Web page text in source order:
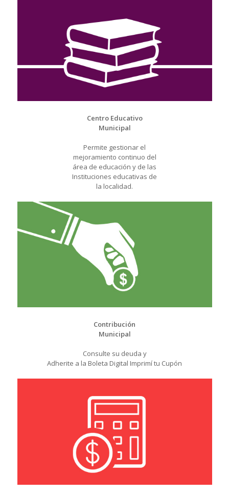
Centro Educativo
Municipal
Permite gestionar el
mejoramiento continuo del
área de educación y de las
Instituciones educativas de
la localidad.
Contribución
Municipal
Consulte su deuda y
Adherite a la Boleta Digital Imprimí tu Cupón